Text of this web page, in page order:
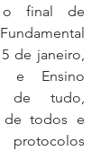
final de
de janeiro,
e Ensino
de tudo,
de todos e